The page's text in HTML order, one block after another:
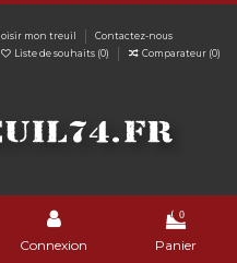
mon treuil
Contactez-nous
Liste de souhaits (0) Comparateur (0)
Connexion
0
Panier